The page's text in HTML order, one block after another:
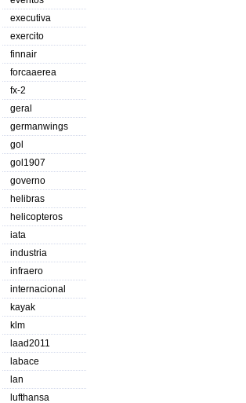
executiva
exercito
finnair
forcaaerea
fx-2
geral
germanwings
gol
gol1907
governo
helibras
helicopteros
iata
industria
infraero
internacional
kayak
klm
laad2011
labace
lan
lufthansa